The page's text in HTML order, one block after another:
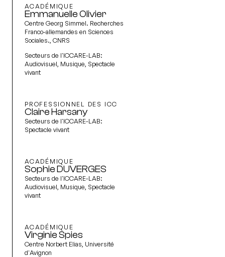
ACADÉMIQUE
Emmanuelle Olivier
Centre Georg Simmel. Recherches
Franco-allemandes en Sciences
Sociales., CNRS
Secteurs de l'ICCARE-LAB:
Audiovisuel, Musique, Spectacle
vivant
PROFESSIONNEL DES ICC
Claire Harsany
Secteurs de l'ICCARE-LAB:
Spectacle vivant
ACADÉMIQUE
Sophie DUVERGES
Secteurs de l'ICCARE-LAB:
Audiovisuel, Musique, Spectacle
vivant
ACADÉMIQUE
Virginie Spies
Centre Norbert Elias, Université
d'Avignon